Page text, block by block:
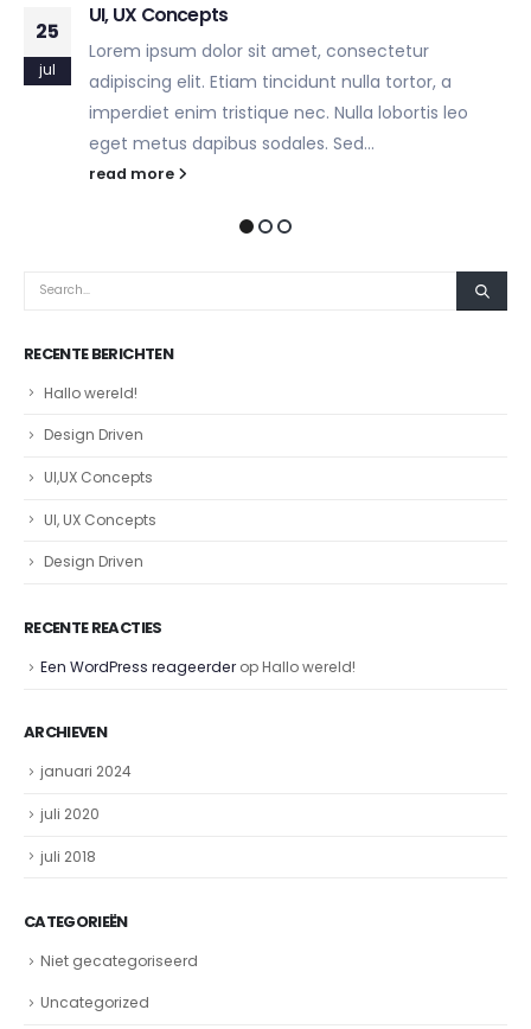
25
jul
UI, UX Concepts
Lorem ipsum dolor sit amet, consectetur
adipiscing elit. Etiam tincidunt nulla tortor, a
imperdiet enim tristique nec. Nulla lobortis leo
eget metus dapibus sodales. Sed...
read more
RECENTE BERICHTEN
Hallo wereld!
Design Driven
UI,UX Concepts
UI, UX Concepts
Design Driven
RECENTE REACTIES
Een WordPress reageerder opHallo wereld!
ARCHIEVEN
januari 2024
juli 2020
juli 2018
CATEGORIEËN
Niet gecategoriseerd
Uncategorized